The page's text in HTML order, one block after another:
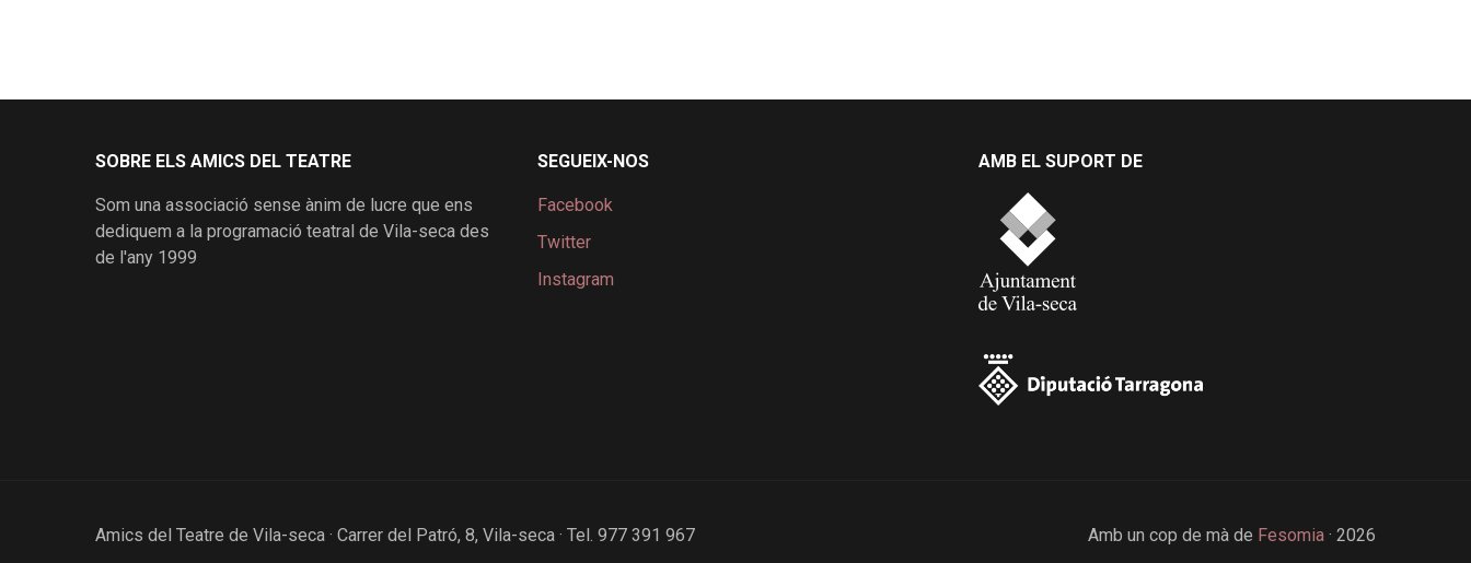
SOBRE ELS AMICS DEL TEATRE
Som una associació sense ànim de lucre que ens
dediquem a la programació teatral de Vila-seca des
de l'any 1999
SEGUEIX-NOS
Facebook
Twitter
Instagram
AMB EL SUPORT DE
Amics del Teatre de Vila-seca · Carrer del Patró, 8, Vila-seca · Tel. 977 391 967 Amb un cop de mà de Fesomia · 2026